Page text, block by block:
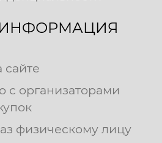
сайте
с организаторами
физическому лицу